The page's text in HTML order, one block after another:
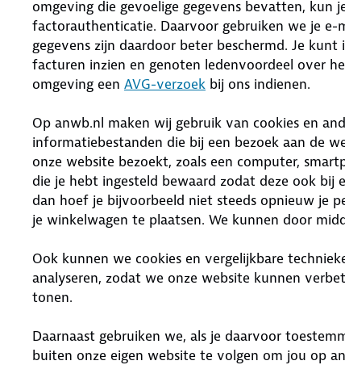
omgeving die gevoelige gegevens bevatten, kun
factorauthenticatie. Daarvoor gebruiken we je
gegevens zijn daardoor beter beschermd. Je
facturen inzien en genoten ledenvoordeel over
omgeving een AVG-verzoek bij ons indienen.
Op anwb.nl maken wij gebruik van cookies en
informatiebestanden die bij een bezoek aan de
onze website bezoekt, zoals een computer,
die je hebt ingesteld bewaard zodat deze ook bij
dan hoef je bijvoorbeeld niet steeds opnieuw je
je winkelwagen te plaatsen. We kunnen door
Ook kunnen we cookies en vergelijkbare
analyseren, zodat we onze website kunnen
tonen.
Daarnaast gebruiken we, als je daarvoor
buiten onze eigen website te volgen om jou op